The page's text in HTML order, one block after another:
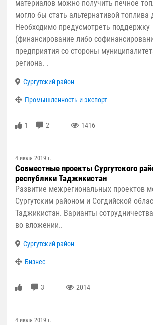
материалов можно получить печное
могло бы стать альтернативой топлива
Необходимо предусмотреть поддержку
(финансирование либо
предприятия со стороны
региона. .
Сургутский район
Промышленность и экспорт
1 2 1416
4 июля 2019 г.
Совместные проекты Сургутского
республики Таджикистан
Развитие межрегиональных проектов
Сургутским районом и Согдийской
Таджикистан. Варианты
во вложении..
Сургутский район
Бизнес
3 2014
4 июля 2019 г.